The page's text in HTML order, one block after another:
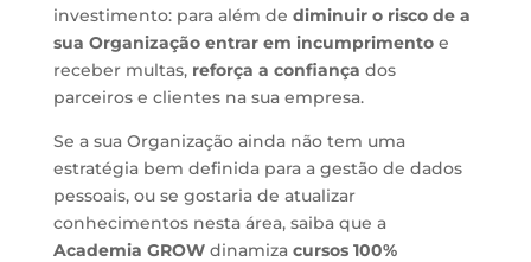
investimento: para além de diminuir o risco de a
sua Organização entrar em incumprimentoe
receber multas, reforça a confiança dos
parceiros e clientes na sua empresa.
Se a sua Organização ainda não tem uma
estratégia bem definida para a gestão de dados
pessoais, ou se gostaria de atualizar
conhecimentos nesta área, saiba que a
Academia GROWdinamiza cursos 100%